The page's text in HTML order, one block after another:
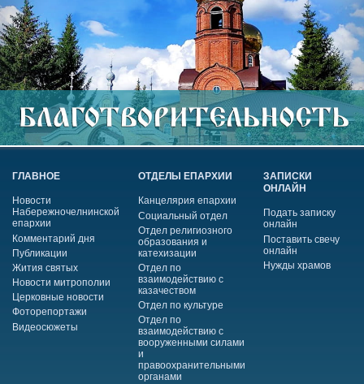
ГЛАВНОЕ
Новости
Набережночелнинской
епархии
Комментарий дня
Публикации
Жития святых
Новости митрополии
Церковные новости
Фоторепортажи
Видеосюжеты
ОТДЕЛЫ ЕПАРХИИ
Канцелярия епархии
Социальный отдел
Отдел религиозного
образования и
катехизации
Отдел по
взаимодействию с
казачеством
Отдел по культуре
Отдел по
взаимодействию с
вооруженными силами
и
правоохранительными
органами
ЗАПИСКИ
ОНЛАЙН
Подать записку
онлайн
Поставить свечу
онлайн
Нужды храмов